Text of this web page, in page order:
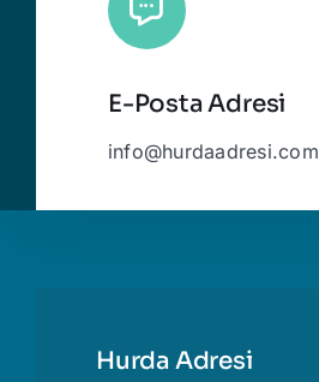
E-Posta Adresi
info@hurdaadresi.com
Hurda Adresi